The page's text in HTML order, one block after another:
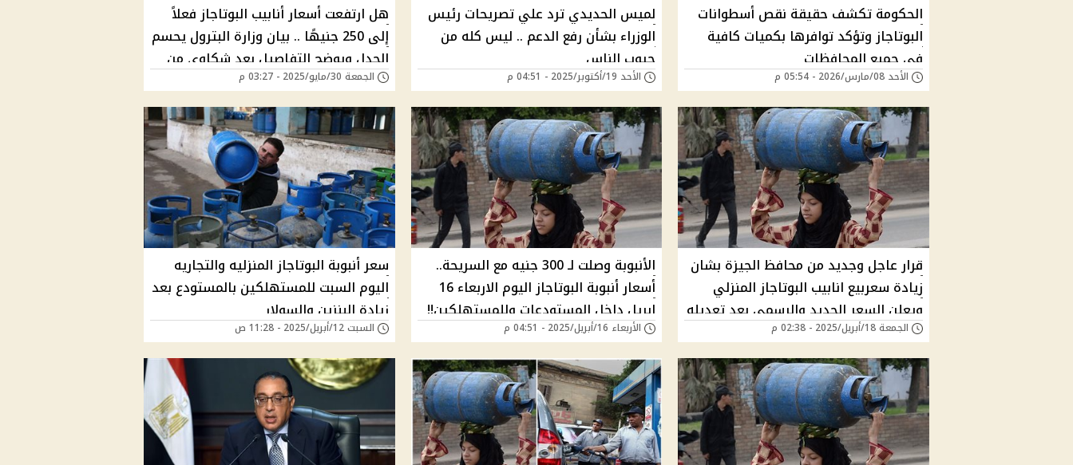
الحكومة تكشف حقيقة نقص أسطوانات
البوتاجاز وتؤكد توافرها بكميات كافية
في جميع المحافظات
الأحد 08/مارس/2026 - 05:54 م
لميس الحديدي ترد علي تصريحات رئيس
الوزراء بشأن رفع الدعم .. ليس كله من
جيوب الناس
الأحد 19/أكتوبر/2025 - 04:51 م
هل ارتفعت أسعار أنابيب البوتاجاز فعلاً
إلى 250 جنيهًا .. بيان وزارة البترول يحسم
الجدل ويوضح التفاصيل بعد شكاوى من
بيع أسطوانات الغاز بأضعاف السعر
الجمعة 30/مايو/2025 - 03:27 م
قرار عاجل وجديد من محافظ الجيزة بشان
زيادة سعربيع انابيب البوتاجاز المنزلي
ويعلن السعر الجديد والرسمى بعد تعديله
بقرار حكومى...شوف بكام
الجمعة 18/أبريل/2025 - 02:38 م
الأنبوبة وصلت لـ 300 جنيه مع السريحة..
أسعار أنبوبة البوتاجاز اليوم الاربعاء 16
ابريل داخل المستودعات وللمستهلكين!!
الأربعاء 16/أبريل/2025 - 04:51 م
سعر أنبوبة البوتاجاز المنزليه والتجاريه
اليوم السبت للمستهلكين بالمستودع بعد
زيادة البنزين والسولار
السبت 12/أبريل/2025 - 11:28 ص